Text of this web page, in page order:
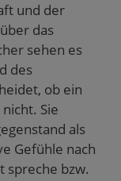
und der
das
sehen es
des
ob ein
Sie
als
Gefühle nach
spreche bzw.